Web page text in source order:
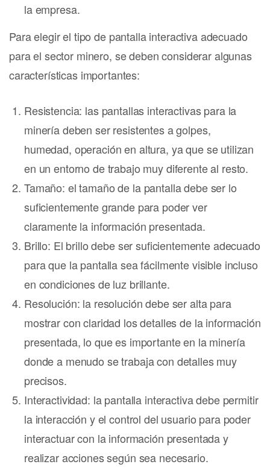
la empresa.
Para elegir el tipo de pantalla interactiva adecuado
para el sector minero, se deben considerar algunas
características importantes:
Resistencia: las pantallas interactivas para la
minería deben ser resistentes a golpes,
humedad, operación en altura, ya que se utilizan
en un entorno de trabajo muy diferente al resto.
Tamaño: el tamaño de la pantalla debe ser lo
suficientemente grande para poder ver
claramente la información presentada.
Brillo: El brillo debe ser suficientemente adecuado
para que la pantalla sea fácilmente visible incluso
en condiciones de luz brillante.
Resolución: la resolución debe ser alta para
mostrar con claridad los detalles de la información
presentada, lo que es importante en la minería
donde a menudo se trabaja con detalles muy
precisos.
Interactividad: la pantalla interactiva debe permitir
la interacción y el control del usuario para poder
interactuar con la información presentada y
realizar acciones según sea necesario.